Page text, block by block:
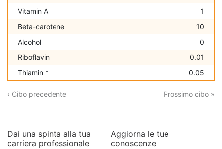
Vitamin A
1
Beta-carotene
10
Alcohol
0
Riboflavin
0.01
Thiamin *
0.05
‹ Cibo precedente Prossimo cibo »
Dai una spinta alla tua
carriera professionale
Aggiorna le tue
conoscenze